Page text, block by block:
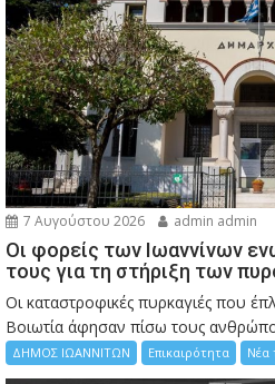
7 Αυγούστου 2026 admin admin
Οι φορείς των Ιωαννίνων
τους για τη στήριξη των
Οι καταστροφικές πυρκαγιές που
Bοιωτία άφησαν πίσω τους
ΔΗΜΟΣ ΙΩΑΝΝΙΤΩΝ Επικαιρότητα Νέα